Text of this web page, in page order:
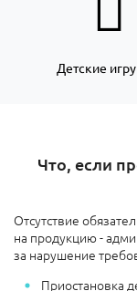
Детские
Что, если
Отсутствие
на продукцию -
за нарушение
Приостановка